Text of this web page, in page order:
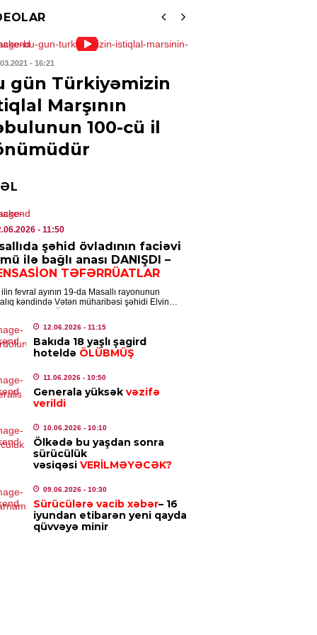
almaq istəyənlərin nəzərinə!
- 10:31
İcra Hakimiyyəti İT sistemlərini
Zelandiyaya qar yağdı – 15 ildə
- 18:52
Kəngərli vəzifəsindən azad
- 12:30
112 üzvü illər sonra dəfn
– Qəzzada dəhşət
- 11:15
- 16:21
gün Türkiyəmizin
Marşının
100-cü il
- 11:50
şəhid övladının faciəvi
ilə bağlı anası DANIŞDI –
TƏFƏRRÜATLAR
fevral ayının 19-da Masallı rayonunun
kəndində Vətən müharibəsi şəhidi Elvin
12.06.2026 - 11:15
Bakıda 18 yaşlı şagird
hoteldə ÖLÜBMÜŞ
11.06.2026 - 10:50
Generala yüksək vəzifə
verildi
10.06.2026 - 10:10
Ölkədə bu yaşdan sonra
sürücülük
vəsiqəsi VERİLMƏYƏCƏK?
09.06.2026 - 10:30
Sürücülərə vacib xəbər– 16
iyundan etibarən yeni qayda
qüvvəyə minir